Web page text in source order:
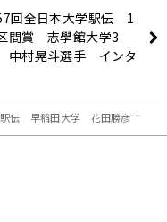
回全日本大学駅伝 1
間賞 志學館大学3
村晃斗選手 インタ
大学 花田勝彦監督 2区途中インタビュー